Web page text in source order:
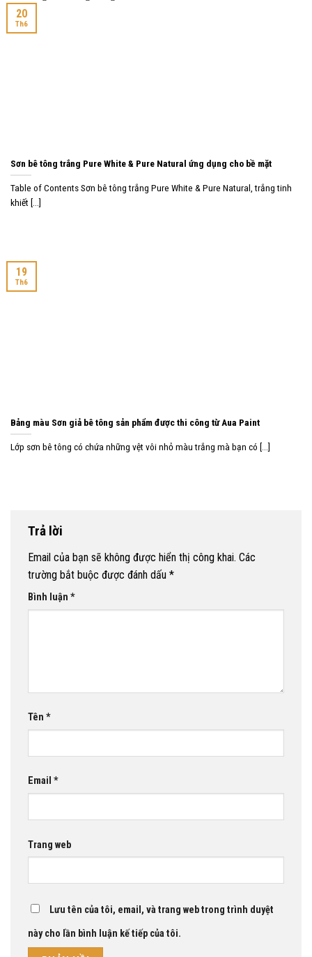
Sơn bê tông trắng Pure White & Pure Natural ứng dụng cho bề mặt
Table of Contents Sơn bê tông trắng Pure White & Pure Natural, trắng tinh
khiết [...]
20
Th6
Bảng màu Sơn giả bê tông sản phẩm được thi công từ Aua Paint
Lớp sơn bê tông có chứa những vệt vôi nhỏ màu trắng mà bạn có [...]
19
Th6
Trả lời
Email của bạn sẽ không được hiển thị công khai. Các
trường bắt buộc được đánh dấu *
Bình luận *
Tên *
Email *
Trang web
Lưu tên của tôi, email, và trang web trong trình duyệt
này cho lần bình luận kế tiếp của tôi.